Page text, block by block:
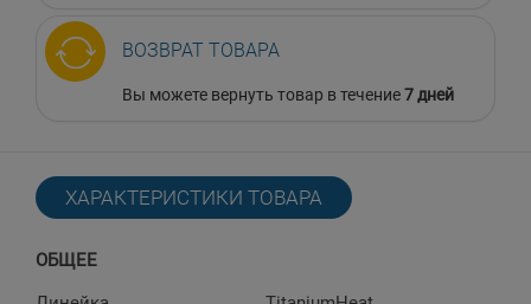
ВОЗВРАТ ТОВАРА
Вы можете вернуть товар в течение7 дней
ХАРАКТЕРИСТИКИ ТОВАРА
ОБЩЕЕ